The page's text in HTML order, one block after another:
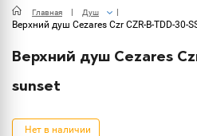
Главная Душ
Верхний душ Cezares Czr CZR-B-TDD-30-
Верхний душ Cezares
sunset
Нет в наличии